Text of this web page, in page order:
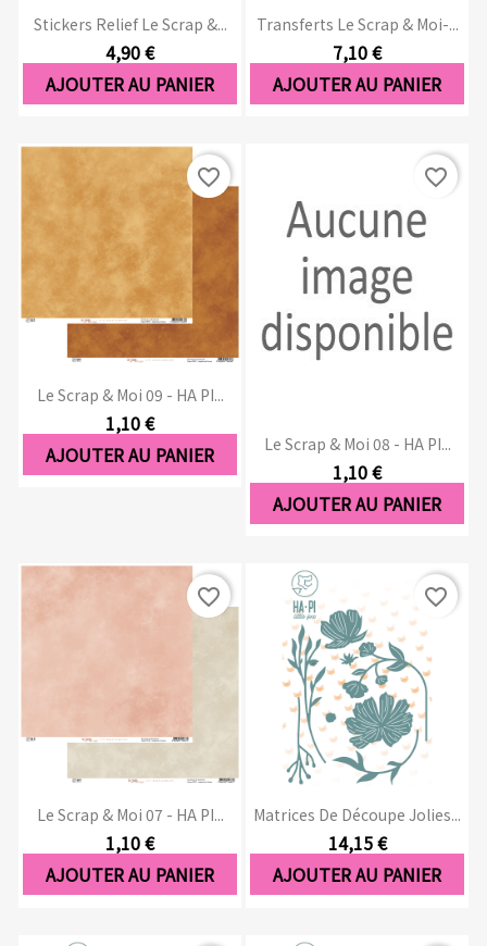
Stickers Relief Le Scrap &...
4,90 €
AJOUTER AU PANIER
Transferts Le Scrap & Moi-...
7,10 €
AJOUTER AU PANIER
Le Scrap & Moi 09 - HA PI...
1,10 €
AJOUTER AU PANIER
favorite_border
Le Scrap & Moi 08 - HA PI...
1,10 €
AJOUTER AU PANIER
favorite_border
Le Scrap & Moi 07 - HA PI...
1,10 €
AJOUTER AU PANIER
favorite_border
Matrices De Découpe Jolies...
14,15 €
AJOUTER AU PANIER
favorite_border